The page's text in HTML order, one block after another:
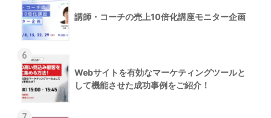
講師・コーチの売上10倍化講座モニター企画
6
Webサイトを有効なマーケティングツールと
して機能させた成功事例をご紹介！